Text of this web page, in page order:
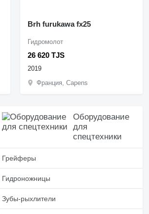
Brh furukawa fx25
26 620 TJS
Гидромолот
2019
Франция, Capens
Оборудование
для
спецтехники
Грейферы
Гидроножницы
Зубы-рыхлители